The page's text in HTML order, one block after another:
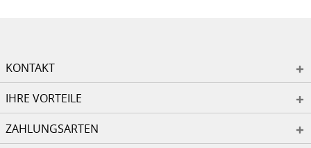
KONTAKT
IHRE VORTEILE
ZAHLUNGSARTEN